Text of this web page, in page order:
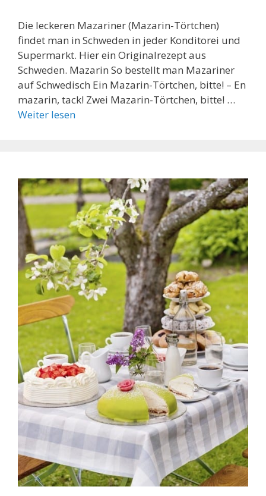
Die leckeren Mazariner (Mazarin-Törtchen)
findet man in Schweden in jeder Konditorei und
Supermarkt. Hier ein Originalrezept aus
Schweden. Mazarin So bestellt man Mazariner
auf Schwedisch Ein Mazarin-Törtchen, bitte! – En
mazarin, tack! Zwei Mazarin-Törtchen, bitte! …
Weiter lesen